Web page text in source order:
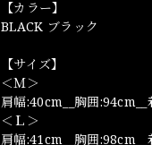
【カラー】
BLACK ブラック
【サイズ】
＜Ｍ＞
肩幅:40cm__胸囲
＜Ｌ＞
肩幅:41cm__胸囲